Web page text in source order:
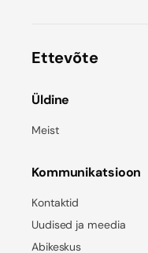
Ettevõte
Üldine
Meist
Kommunikatsioon
Kontaktid
Uudised ja meedia
Abikeskus